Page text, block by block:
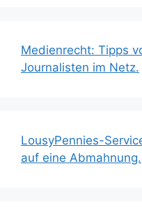
Medienrecht: Tipps
Journalisten im Netz.
LousyPennies-
auf eine Abmahnung.